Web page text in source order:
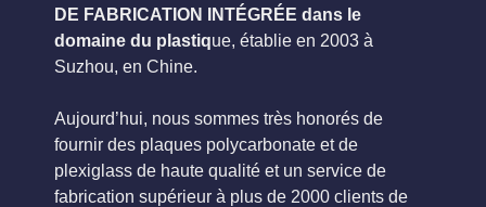
DE FABRICATION INTÉGRÉE dans le
domaine du plastique, établie en 2003 à
Suzhou, en Chine.
Aujourd’hui, nous sommes très honorés de
fournir des plaques polycarbonate et de
plexiglass de haute qualité et un service de
fabrication supérieur à plus de 2000 clients de